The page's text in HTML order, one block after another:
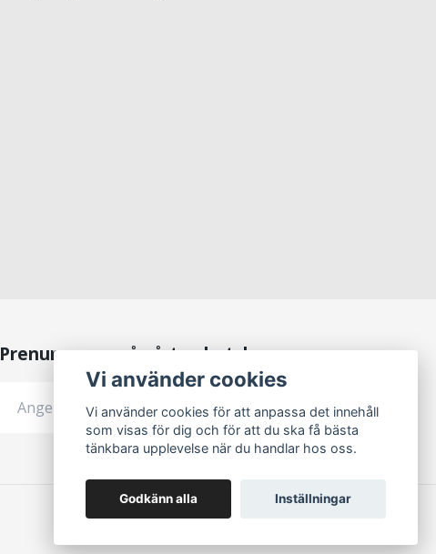
Prenumerera på vårt nyhetsbrev
Prenumerera
Vi använder cookies
Vi använder cookies för att anpassa det innehåll
som visas för dig och för att du ska få bästa
tänkbara upplevelse när du handlar hos oss.
Godkänn alla Inställningar